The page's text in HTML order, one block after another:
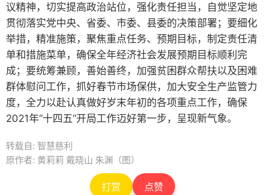
议精神，切实提高政治站位，强化责任担当，自觉坚定地
贯彻落实党中央、省委、市委、县委的决策部署；要细化
举措，精准施策，聚焦重点任务、预期目标，制定责任清
单和措施菜单，确保全年经济社会发展预期目标顺利完
成；要统筹兼顾，善始善终，加强贫困群众帮扶以及困难
群体慰问工作，抓好春节市场保供，加大安全生产监管力
度，全力以赴认真做好岁末年初的各项重点工作，确保
2021年“十四五”开局工作迈好第一步，呈现新气象。
转载自: 智慧慈利
原作者: 黄莉莉 戴晓山 朱渊（图）
打赏 点赞